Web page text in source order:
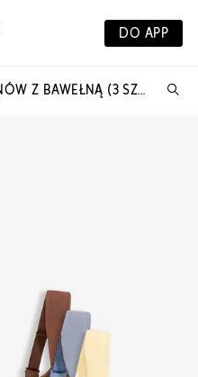
DO APP
BIUSTONOSZ BEZ FISZBINÓW Z BAWEŁNĄ (3 SZTUKI)